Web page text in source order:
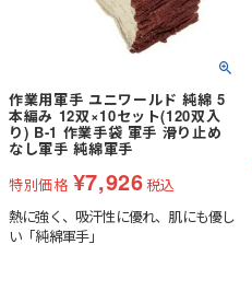
作業用軍手 ユニワールド 純綿 5
本編み 12双×10セット(120双入
り) B-1 作業手袋 軍手 滑り止め
なし軍手 純綿軍手
特別価格 ¥7,926税込
熱に強く、吸汗性に優れ、肌にも優し
い「純綿軍手」